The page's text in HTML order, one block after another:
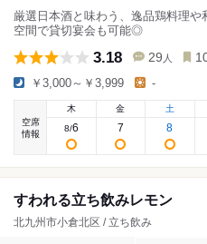
厳選日本酒と味わう、逸品鶏料理
空間で貸切宴会も可能◎
3.18 29 人
￥3,000～￥3,999 -
空席
情報
木
8/6
金
7
土
8
すわれる立ち飲みレモン
北九州市小倉北区 / 立ち飲み